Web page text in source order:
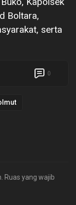
Boltara,
serta
0
Ruas yang wajib